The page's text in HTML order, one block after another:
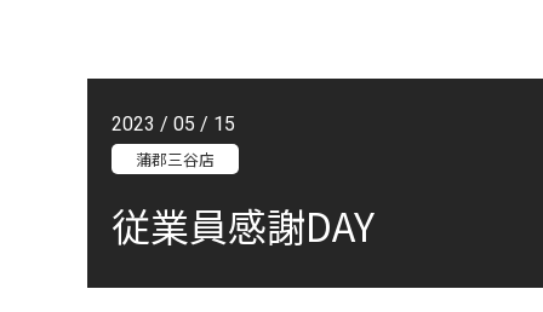
2023 / 05 / 15
蒲郡三谷店
従業員感謝DAY